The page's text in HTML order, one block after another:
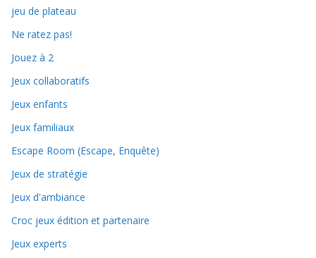
jeu de plateau
Ne ratez pas!
Jouez à 2
Jeux collaboratifs
Jeux enfants
Jeux familiaux
Escape Room (Escape, Enquête)
Jeux de stratégie
Jeux d'ambiance
Croc jeux édition et partenaire
Jeux experts